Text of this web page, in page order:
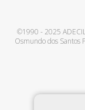
©1990 - 2025
Osmundo dos Santos